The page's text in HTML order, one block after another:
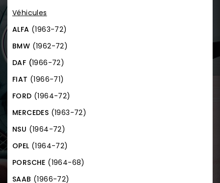
Véhicules
ALFA (1963-72)
BMW (1962-72)
DAF (1966-72)
FIAT (1966-71)
FORD (1964-72)
MERCEDES (1963-72)
NSU (1964-72)
OPEL (1964-72)
PORSCHE (1964-68)
SAAB (1966-72)